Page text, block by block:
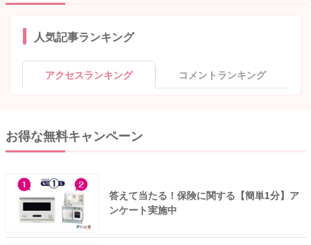
人気記事ランキング
アクセスランキング コメントランキング
お得な無料キャンペーン
答えて当たる！保険に関する【簡単1分】ア
ンケート実施中